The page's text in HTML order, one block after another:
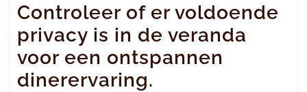
Controleer of er voldoende
privacy is in de veranda
voor een ontspannen
dinerervaring.